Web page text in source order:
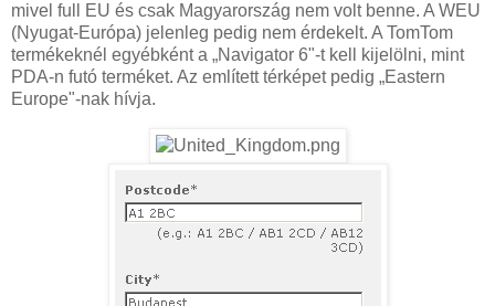
mivel full EU és csak Magyarország nem volt benne. A WEU
(Nyugat-Európa) jelenleg pedig nem érdekelt. A TomTom
termékeknél egyébként a „Navigator 6"-t kell kijelölni, mint
PDA-n futó terméket. Az említett térképet pedig „Eastern
Europe"-nak hívja.